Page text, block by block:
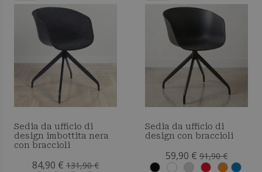
Sedia da ufficio di
design imbottita nera
con braccioli
84,90 € 131,90 €
Sedia da ufficio di
design con braccioli
59,90 € 91,90 €